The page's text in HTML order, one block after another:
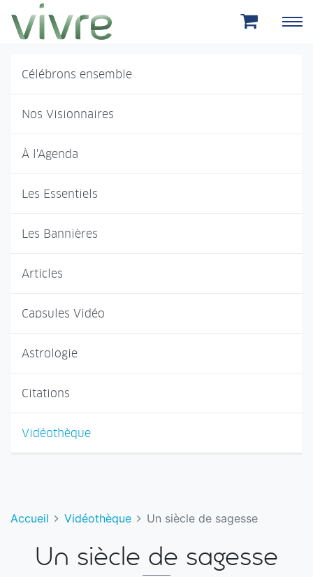
Aller au menu principal
Aller au contenu principal
Célébrons ensemble
Nos Visionnaires
À l'Agenda
Les Essentiels
Les Bannières
Articles
Capsules Vidéo
Astrologie
Citations
Vidéothèque
Accueil Vidéothèque Un siècle de sagesse
Un siècle de sagesse